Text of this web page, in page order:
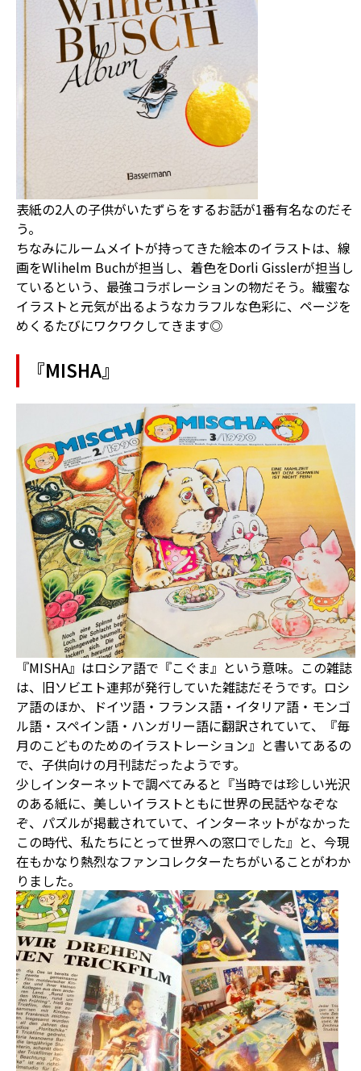
表紙の2人の子供がいたずらをするお話が1番有名なのだそ
う。
ちなみにルームメイトが持ってきた絵本のイラストは、線
画をWlihelm Buchが担当し、着色をDorli Gisslerが担当し
ているという、最強コラボレーションの物だそう。繊蜜な
イラストと元気が出るようなカラフルな色彩に、ページを
めくるたびにワクワクしてきます◎
『MISHA』
『MISHA』はロシア語で『こぐま』という意味。この雑誌
は、旧ソビエト連邦が発行していた雑誌だそうです。ロシ
ア語のほか、ドイツ語・フランス語・イタリア語・モンゴ
ル語・スペイン語・ハンガリー語に翻訳されていて、『毎
月のこどものためのイラストレーション』と書いてあるの
で、子供向けの月刊誌だったようです。
少しインターネットで調べてみると『当時では珍しい光沢
のある紙に、美しいイラストともに世界の民話やなぞな
ぞ、パズルが掲載されていて、インターネットがなかった
この時代、私たちにとって世界への窓口でした』と、今現
在もかなり熱烈なファンコレクターたちがいることがわか
りました。